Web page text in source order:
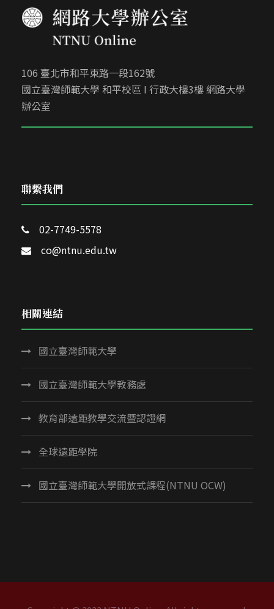
106 臺北市和平東路一段162號
國立臺灣師範大學 和平校區 I 行政大樓3樓 網路大學
辦公室
聯繫我們
02-7749-5578
co@ntnu.edu.tw
相關連結
國立臺灣師範大學
國立臺灣師範大學教務處
教育部遠距教學交流暨認證網
全球遠距學院
國立臺灣師範大學開放式課程(NTNU OCW)